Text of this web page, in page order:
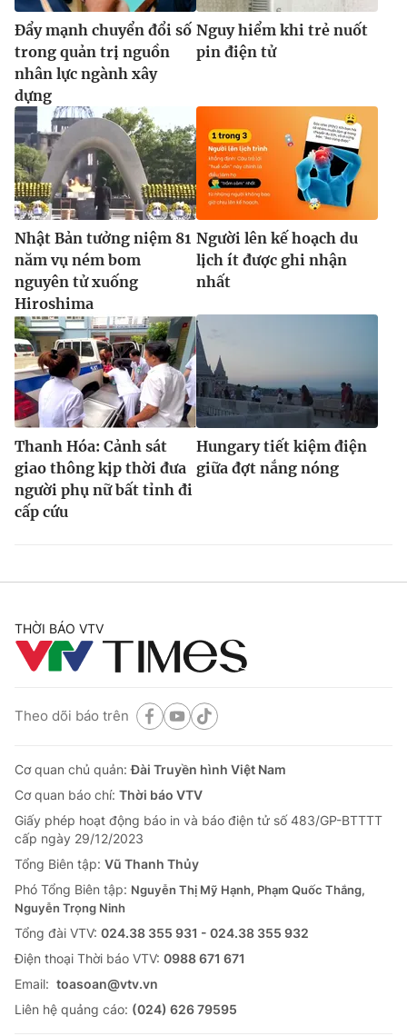
® Cấm sao chép dưới mọi hình thức nếu không có sự chấp
thuận bằng văn bản. Ghi rõ nguồn VTV.vn khi phát hành lại
thông tin từ website này.
Đẩy mạnh chuyển đổi số
trong quản trị nguồn
nhân lực ngành xây
dựng
Nguy hiểm khi trẻ nuốt
pin điện tử
Nhật Bản tưởng niệm 81
năm vụ ném bom
nguyên tử xuống
Hiroshima
Người lên kế hoạch du
lịch ít được ghi nhận
nhất
Thanh Hóa: Cảnh sát
giao thông kịp thời đưa
người phụ nữ bất tỉnh đi
cấp cứu
Hungary tiết kiệm điện
giữa đợt nắng nóng
THỜI BÁO VTV
Theo dõi báo trên
Cơ quan chủ quản:Đài Truyền hình Việt Nam
Cơ quan báo chí: Thời báo VTV
Giấy phép hoạt động báo in và báo điện tử số 483/GP-BTTTT
cấp ngày 29/12/2023
Tổng Biên tập: Vũ Thanh Thủy
Phó Tổng Biên tập: Nguyễn Thị Mỹ Hạnh, Phạm Quốc Thắng,
Nguyễn Trọng Ninh
Tổng đài VTV: 024.38 355 931 - 024.38 355 932
Ðiện thoại Thời báo VTV: 0988 671 671
Email: toasoan@vtv.vn
Liên hệ quảng cáo: (024) 626 79595